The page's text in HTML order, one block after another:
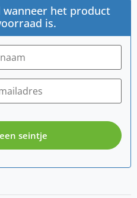
wanneer het product
is.
seintje